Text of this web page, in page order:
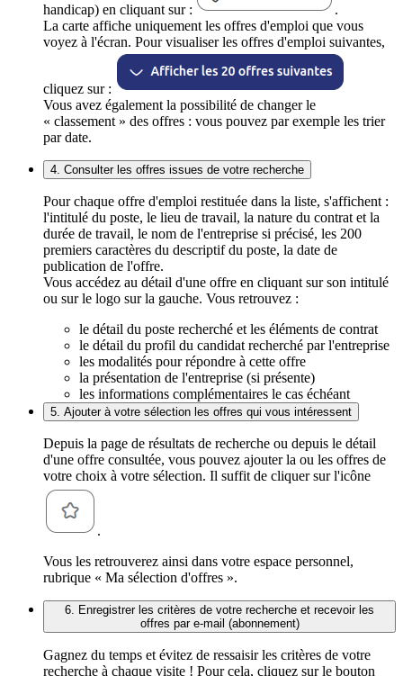
handicap) en cliquant sur :
.
La carte affiche uniquement les offres d'emploi que vous
voyez à l'écran. Pour visualiser les offres d'emploi suivantes,
cliquez sur :
Vous avez également la possibilité de changer le
« classement » des offres : vous pouvez par exemple les trier
par date.
4. Consulter les offres issues de votre recherche
Pour chaque offre d'emploi restituée dans la liste, s'affichent :
l'intitulé du poste, le lieu de travail, la nature du contrat et la
durée de travail, le nom de l'entreprise si précisé, les 200
premiers caractères du descriptif du poste, la date de
publication de l'offre.
Vous accédez au détail d'une offre en cliquant sur son intitulé
ou sur le logo sur la gauche. Vous retrouvez :
le détail du poste recherché et les éléments de contrat
le détail du profil du candidat recherché par l'entreprise
les modalités pour répondre à cette offre
la présentation de l'entreprise (si présente)
les informations complémentaires le cas échéant
5. Ajouter à votre sélection les offres qui vous intéressent
Depuis la page de résultats de recherche ou depuis le détail
d'une offre consultée, vous pouvez ajouter la ou les offres de
votre choix à votre sélection. Il suffit de cliquer sur l'icône
.
Vous les retrouverez ainsi dans votre espace personnel,
rubrique « Ma sélection d'offres ».
6. Enregistrer les critères de votre recherche et recevoir les
offres par e-mail (abonnement)
Gagnez du temps et évitez de ressaisir les critères de votre
recherche à chaque visite ! Pour cela, cliquez sur le bouton